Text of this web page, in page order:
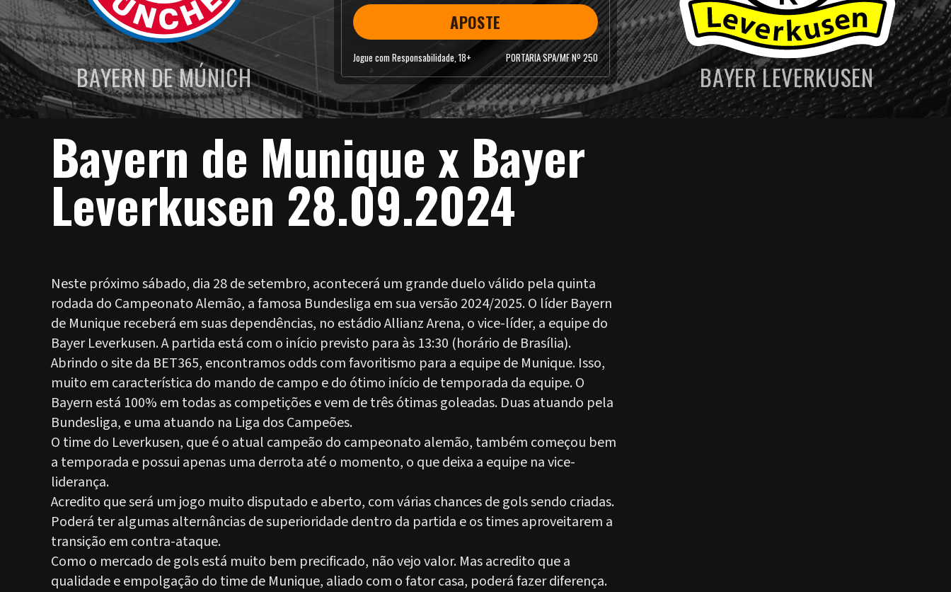
BAYERN DE MÚNICH
APOSTE
Jogue com Responsabilidade, 18+ PORTARIA SPA/MF Nº 250
BAYER LEVERKUSEN
Bayern de Munique x Bayer
Leverkusen 28.09.2024
Neste próximo sábado, dia 28 de setembro, acontecerá um grande duelo válido pela quinta
rodada do Campeonato Alemão, a famosa Bundesliga em sua versão 2024/2025. O líder Bayern
de Munique receberá em suas dependências, no estádio Allianz Arena, o vice-líder, a equipe do
Bayer Leverkusen. A partida está com o início previsto para às 13:30 (horário de Brasília).
Abrindo o site da BET365, encontramos odds com favoritismo para a equipe de Munique. Isso,
muito em característica do mando de campo e do ótimo início de temporada da equipe. O
Bayern está 100% em todas as competições e vem de três ótimas goleadas. Duas atuando pela
Bundesliga, e uma atuando na Liga dos Campeões.
O time do Leverkusen, que é o atual campeão do campeonato alemão, também começou bem
a temporada e possui apenas uma derrota até o momento, o que deixa a equipe na vice-
liderança.
Acredito que será um jogo muito disputado e aberto, com várias chances de gols sendo criadas.
Poderá ter algumas alternâncias de superioridade dentro da partida e os times aproveitarem a
transição em contra-ataque.
Como o mercado de gols está muito bem precificado, não vejo valor. Mas acredito que a
qualidade e empolgação do time de Munique, aliado com o fator casa, poderá fazer diferença.